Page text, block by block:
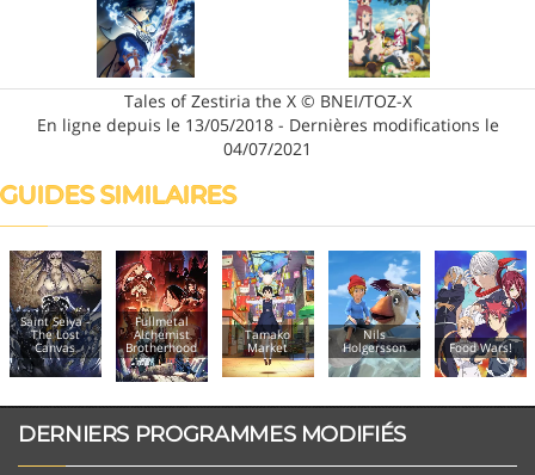
Tales of Zestiria the X © BNEI/TOZ-X
En ligne depuis le 13/05/2018 - Dernières modifications le
04/07/2021
GUIDES SIMILAIRES
Saint Seiya -
The Lost
Canvas
Fullmetal
Alchemist
Brotherhood
Tamako
Market
Nils
Holgersson Food Wars!
DERNIERS PROGRAMMES MODIFIÉS